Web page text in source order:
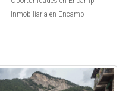
Inmobiliaria en Encamp